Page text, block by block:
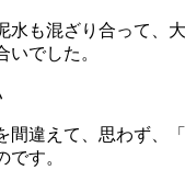
水も混ざり合って、
いでした。
間違えて、思わず、
です。